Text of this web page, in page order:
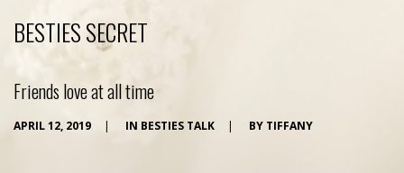
BESTIES SECRET
Friends love at all time
APRIL 12, 2019 | IN BESTIES TALK | BY TIFFANY